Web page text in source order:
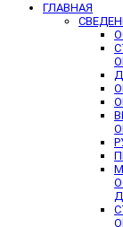
ГЛАВНАЯ